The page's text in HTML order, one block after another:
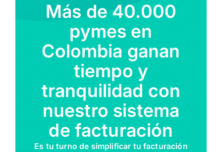
Más de 40.000
pymes en
Colombia ganan
tiempo y
tranquilidad con
nuestro sistema
de facturación
Es tu turno de simplificar tu facturación